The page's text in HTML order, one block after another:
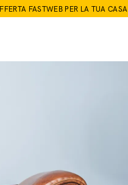
FASTWEB PER LA TUA CASA